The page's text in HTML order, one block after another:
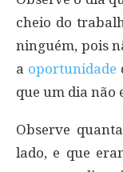
cheio do
ninguém, pois
a oportunidade
que um dia não
Observe
lado, e que